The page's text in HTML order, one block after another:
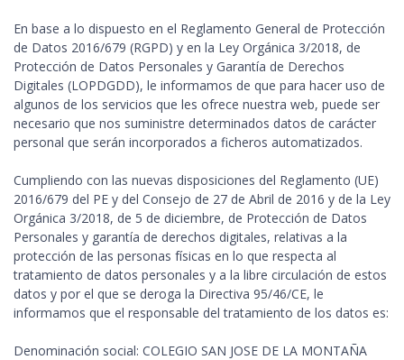
En base a lo dispuesto en el Reglamento General de Protección
de Datos 2016/679 (RGPD) y en la Ley Orgánica 3/2018, de
Protección de Datos Personales y Garantía de Derechos
Digitales (LOPDGDD), le informamos de que para hacer uso de
algunos de los servicios que les ofrece nuestra web, puede ser
necesario que nos suministre determinados datos de carácter
personal que serán incorporados a ficheros automatizados.
Cumpliendo con las nuevas disposiciones del Reglamento (UE)
2016/679 del PE y del Consejo de 27 de Abril de 2016 y de la Ley
Orgánica 3/2018, de 5 de diciembre, de Protección de Datos
Personales y garantía de derechos digitales, relativas a la
protección de las personas físicas en lo que respecta al
tratamiento de datos personales y a la libre circulación de estos
datos y por el que se deroga la Directiva 95/46/CE, le
informamos que el responsable del tratamiento de los datos es:
Denominación social: COLEGIO SAN JOSE DE LA MONTAÑA